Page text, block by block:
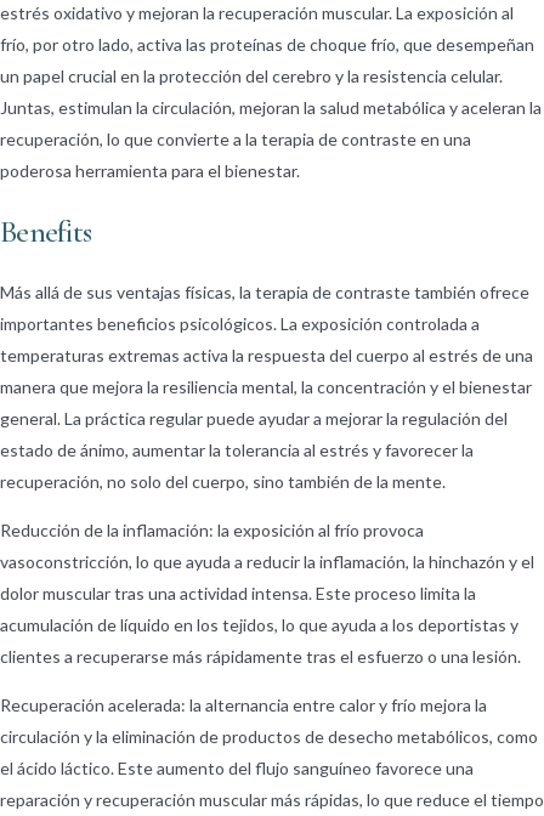
estrés oxidativo y mejoran la recuperación muscular. La exposición al
frío, por otro lado, activa las proteínas de choque frío, que desempeñan
un papel crucial en la protección del cerebro y la resistencia celular.
Juntas, estimulan la circulación, mejoran la salud metabólica y aceleran la
recuperación, lo que convierte a la terapia de contraste en una
poderosa herramienta para el bienestar.
Benefits
Más allá de sus ventajas físicas, la terapia de contraste también ofrece
importantes beneficios psicológicos. La exposición controlada a
temperaturas extremas activa la respuesta del cuerpo al estrés de una
manera que mejora la resiliencia mental, la concentración y el bienestar
general. La práctica regular puede ayudar a mejorar la regulación del
estado de ánimo, aumentar la tolerancia al estrés y favorecer la
recuperación, no solo del cuerpo, sino también de la mente.
Reducción de la inflamación: la exposición al frío provoca
vasoconstricción, lo que ayuda a reducir la inflamación, la hinchazón y el
dolor muscular tras una actividad intensa. Este proceso limita la
acumulación de líquido en los tejidos, lo que ayuda a los deportistas y
clientes a recuperarse más rápidamente tras el esfuerzo o una lesión.
Recuperación acelerada: la alternancia entre calor y frío mejora la
circulación y la eliminación de productos de desecho metabólicos, como
el ácido láctico. Este aumento del flujo sanguíneo favorece una
reparación y recuperación muscular más rápidas, lo que reduce el tiempo